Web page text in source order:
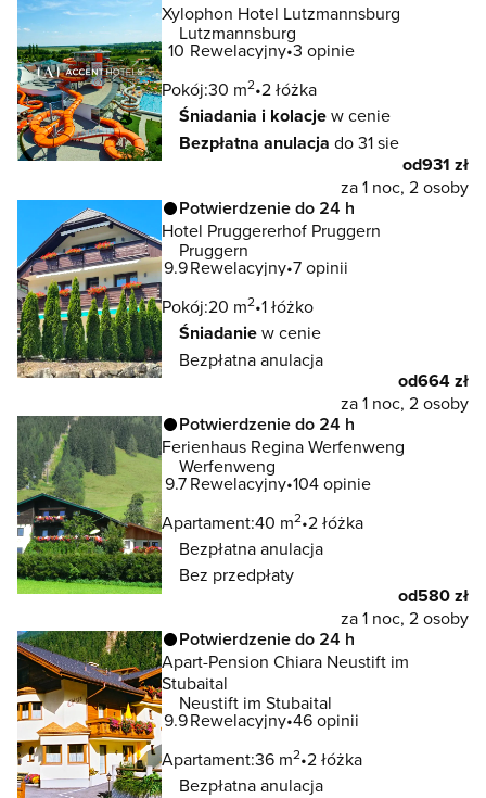
Xylophon Hotel Lutzmannsburg
Lutzmannsburg
10 Rewelacyjny 3 opinie
Pokój:30 m2 2 łóżka
Śniadania i kolacjew cenie
Bezpłatna anulacja do 31 sie
od931 zł
za 1 noc, 2 osoby
Potwierdzenie do 24 h
Hotel Pruggererhof Pruggern
Pruggern
9.9Rewelacyjny 7 opinii
Pokój:20 m2 1 łóżko
Śniadaniew cenie
Bezpłatna anulacja
od664 zł
za 1 noc, 2 osoby
Potwierdzenie do 24 h
Ferienhaus Regina Werfenweng
Werfenweng
9.7Rewelacyjny 104 opinie
Apartament:40 m2 2 łóżka
Bezpłatna anulacja
Bez przedpłaty
od580 zł
za 1 noc, 2 osoby
Potwierdzenie do 24 h
Apart-Pension Chiara Neustift im
Stubaital
Neustift im Stubaital
9.9Rewelacyjny 46 opinii
Apartament:36 m2 2 łóżka
Bezpłatna anulacja